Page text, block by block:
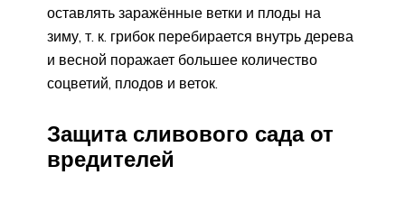
оставлять заражённые ветки и плоды на
зиму, т. к. грибок перебирается внутрь дерева
и весной поражает большее количество
соцветий, плодов и веток.
Защита сливового сада от
вредителей